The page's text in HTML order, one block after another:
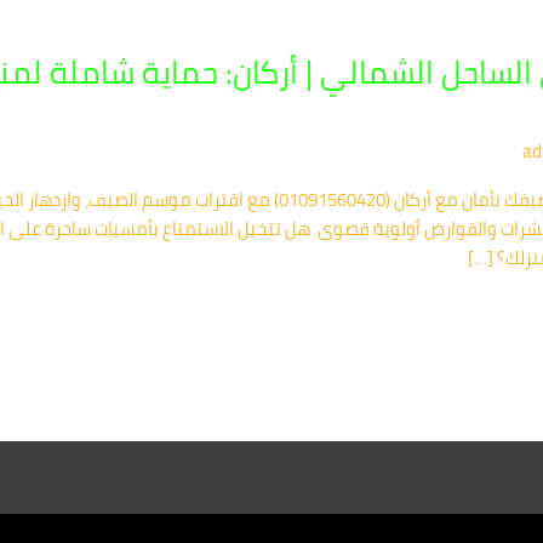
الشمالي | أركان: حماية شاملة
شركة مكافحة حشرات في الساحل الشمالي: صيفك بأمان مع أركان
والقوارض أولوية قصوى. هل تتخيل الاستمتاع بأمسيات ساحرة على
[…]